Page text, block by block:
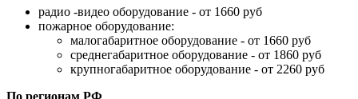
радио -видео оборудование - от 1660 руб
пожарное оборудование:
малогабаритное оборудование - от 1660 руб
среднегабаритное оборудование - от 1860 руб
крупногабаритное оборудование - от 2260 руб
По регионам РФ